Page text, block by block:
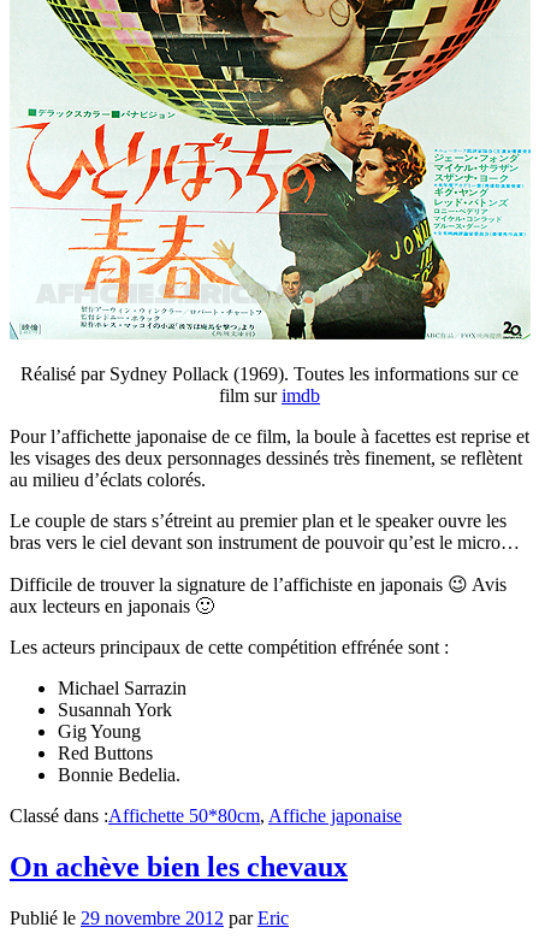
Réalisé par Sydney Pollack (1969). Toutes les informations sur ce
film surimdb
Pour l’affichette japonaise de ce film, la boule à facettes est reprise et
les visages des deux personnages dessinés très finement, se reflètent
au milieu d’éclats colorés.
Le couple de stars s’étreint au premier plan et le speaker ouvre les
bras vers le ciel devant son instrument de pouvoir qu’est le micro…
Difficile de trouver la signature de l’affichiste en japonais 😉 Avis
aux lecteurs en japonais 🙂
Les acteurs principaux de cette compétition effrénée sont :
Michael Sarrazin
Susannah York
Gig Young
Red Buttons
Bonnie Bedelia.
Classé dans :Affichette 50*80cm, Affiche japonaise
On achève bien les chevaux
Publié le 29 novembre 2012 parEric